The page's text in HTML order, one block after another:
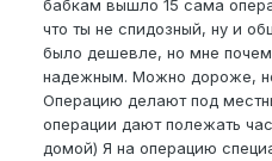
бабкам вышло 15 сама
что ты не спидозный, ну и
было дешевле, но мне
надежным. Можно дороже,
Операцию делают под
операции дают полежать
домой) Я на операцию